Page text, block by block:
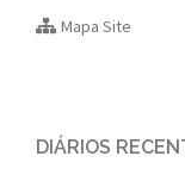
Mapa Site
DIÁRIOS